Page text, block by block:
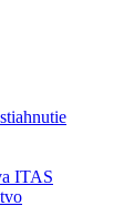
ITAS